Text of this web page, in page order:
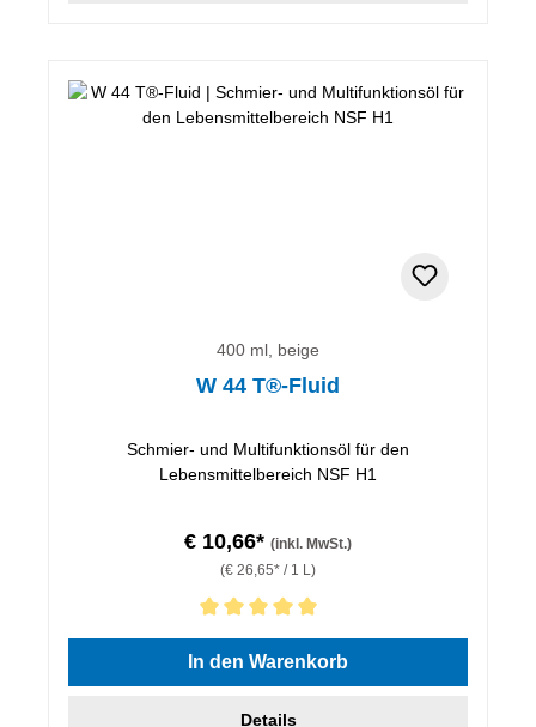
400 ml, beige
W 44 T®-Fluid
Schmier- und Multifunktionsöl für den
Lebensmittelbereich NSF H1
€ 10,66* (inkl. MwSt.)
(€ 26,65* / 1 L)
Durchschnittliche Bewertung von 5 von 5 Sternen
In den Warenkorb
Details